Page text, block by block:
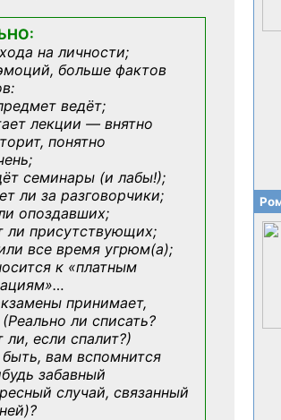
на личности;
больше фактов
ведёт;
лекции — внятно
понятно
семинары (и лабы!);
ли за разговорчики;
опоздавших;
ли присутствующих;
все время угрюм(а);
к «платным
…
принимает,
ли списать?
ли, если спалит?)
вам вспомнится
забавный
случай, связанный